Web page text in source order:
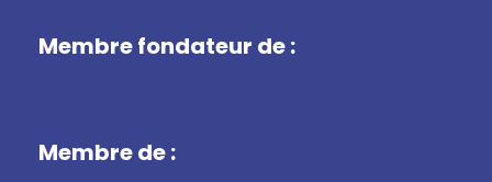
Membre fondateur de :
Membre de :